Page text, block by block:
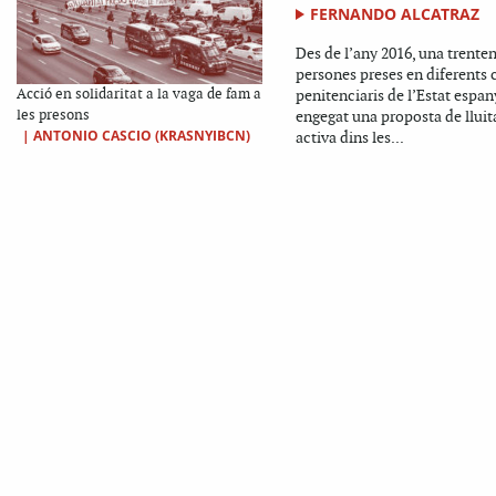
Acció en solidaritat a la vaga de fam a
les presons
| ANTONIO CASCIO (KRASNYIBCN)
FERNANDO ALCATRAZ
Des de l’any 2016, una
persones preses en diferents
penitenciaris de l’Estat
engegat una proposta de
activa dins les...